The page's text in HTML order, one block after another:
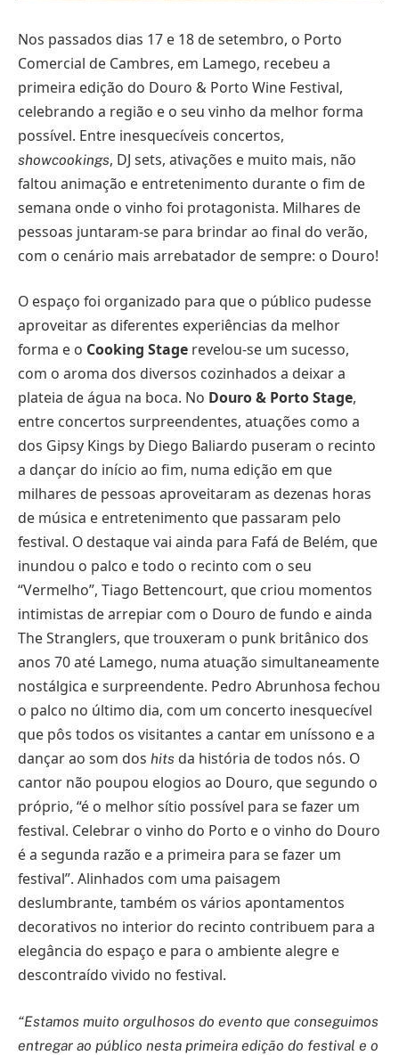
Nos passados dias 17 e 18 de setembro, o Porto
Comercial de Cambres, em Lamego, recebeu a
primeira edição do Douro & Porto Wine Festival,
celebrando a região e o seu vinho da melhor forma
possível. Entre inesquecíveis concertos,
showcookings, DJ sets, ativações e muito mais, não
faltou animação e entretenimento durante o fim de
semana onde o vinho foi protagonista. Milhares de
pessoas juntaram-se para brindar ao final do verão,
com o cenário mais arrebatador de sempre: o Douro!
O espaço foi organizado para que o público pudesse
aproveitar as diferentes experiências da melhor
forma e o Cooking Stage revelou-se um sucesso,
com o aroma dos diversos cozinhados a deixar a
plateia de água na boca. No Douro & Porto Stage,
entre concertos surpreendentes, atuações como a
dos Gipsy Kings by Diego Baliardo puseram o recinto
a dançar do início ao fim, numa edição em que
milhares de pessoas aproveitaram as dezenas horas
de música e entretenimento que passaram pelo
festival. O destaque vai ainda para Fafá de Belém, que
inundou o palco e todo o recinto com o seu
“Vermelho”, Tiago Bettencourt, que criou momentos
intimistas de arrepiar com o Douro de fundo e ainda
The Stranglers, que trouxeram o punk britânico dos
anos 70 até Lamego, numa atuação simultaneamente
nostálgica e surpreendente. Pedro Abrunhosa fechou
o palco no último dia, com um concerto inesquecível
que pôs todos os visitantes a cantar em uníssono e a
dançar ao som dos hits da história de todos nós. O
cantor não poupou elogios ao Douro, que segundo o
próprio, “é o melhor sítio possível para se fazer um
festival. Celebrar o vinho do Porto e o vinho do Douro
é a segunda razão e a primeira para se fazer um
festival”. Alinhados com uma paisagem
deslumbrante, também os vários apontamentos
decorativos no interior do recinto contribuem para a
elegância do espaço e para o ambiente alegre e
descontraído vivido no festival.
“Estamos muito orgulhosos do evento que conseguimos
entregar ao público nesta primeira edição do festival e o